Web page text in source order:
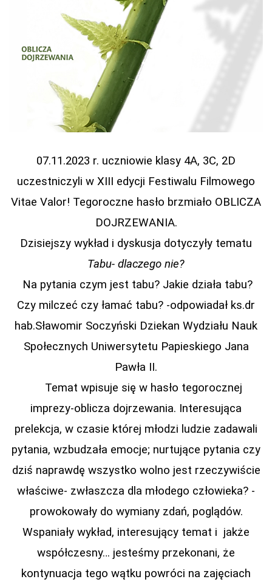
07.11.2023 r. uczniowie klasy 4A, 3C, 2D
uczestniczyli w XIII edycji Festiwalu Filmowego
Vitae Valor! Tegoroczne hasło brzmiało OBLICZA
DOJRZEWANIA.
Dzisiejszy wykład i dyskusja dotyczyły tematu
Tabu- dlaczego nie?
Na pytania czym jest tabu? Jakie działa tabu?
Czy milczeć czy łamać tabu? -odpowiadał ks.dr
hab.Sławomir Soczyński Dziekan Wydziału Nauk
Społecznych Uniwersytetu Papieskiego Jana
Pawła II.
Temat wpisuje się w hasło tegorocznej
imprezy-oblicza dojrzewania. Interesująca
prelekcja, w czasie której młodzi ludzie zadawali
pytania, wzbudzała emocje; nurtujące pytania czy
dziś naprawdę wszystko wolno jest rzeczywiście
właściwe- zwłaszcza dla młodego człowieka? -
prowokowały do wymiany zdań, poglądów.
Wspaniały wykład, interesujący temat i jakże
współczesny… jesteśmy przekonani, że
kontynuacja tego wątku powróci na zajęciach